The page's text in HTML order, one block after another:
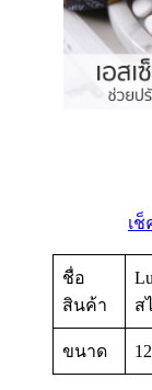
เช็
ชื่อ
สินค้า
ส
ขนาด